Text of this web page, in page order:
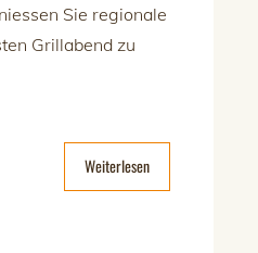
Sie regionale
Grillabend zu
Weiterlesen